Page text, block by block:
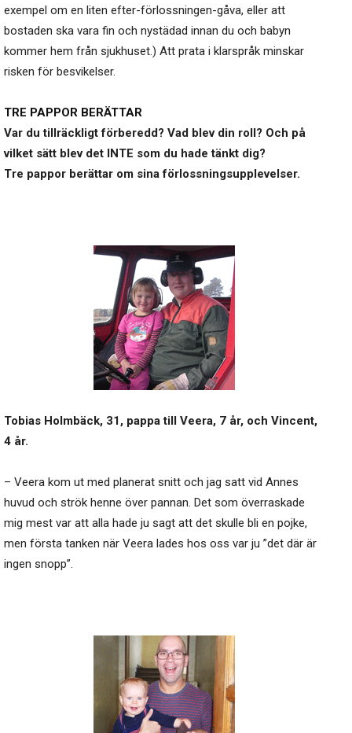
exempel om en liten efter-förlossningen-gåva, eller att
bostaden ska vara fin och nystädad innan du och babyn
kommer hem från sjukhuset.) Att prata i klarspråk minskar
risken för besvikelser.
TRE PAPPOR BERÄTTAR
Var du tillräckligt förberedd? Vad blev din roll? Och på
vilket sätt blev det INTE som du hade tänkt dig?
Tre pappor berättar om sina förlossningsupplevelser.
Tobias Holmbäck, 31, pappa till Veera, 7 år, och Vincent,
4 år.
– Veera kom ut med planerat snitt och jag satt vid Annes
huvud och strök henne över pannan. Det som överraskade
mig mest var att alla hade ju sagt att det skulle bli en pojke,
men första tanken när Veera lades hos oss var ju ”det där är
ingen snopp”.